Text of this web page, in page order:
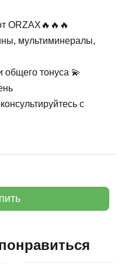
ORZAX🔥🔥🔥
мультиминералы,
общего тонуса 💫
с